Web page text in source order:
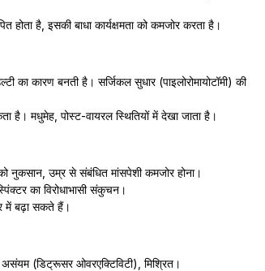
होता है, इसकी बाधा कार्यक्षमता को कमजोर करता है।
का कारण बनती है। सर्जिकल सुधार (पाइलोरोमायोटॉमी) की
है। मधुमेह, पोस्ट-वायरल स्थितियों में देखा जाता है।
नुकसान, उम्र से संबंधित मांसपेशी कमजोर होना।
का विरोधाभासी संकुचन।
में बढ़ा सकते हैं।
(डिट्रूसर ओवरएक्टिविटी), मिश्रित।